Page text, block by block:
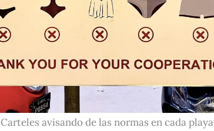
Carteles avisando de las normas en cada playa